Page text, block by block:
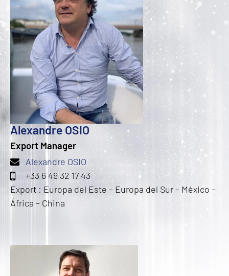
Alexandre OSIO
Export Manager
Alexandre OSIO
+33 6 49 32 17 43
Export : Europa del Este – Europa del Sur – México –
África – China